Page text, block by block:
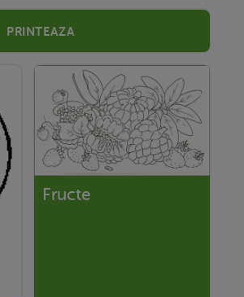
Printeaza
Fructe